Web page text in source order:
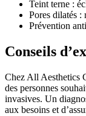
Teint terne :
Pores dilatés :
Prévention
Conseils
Chez All Aesthetics
des personnes
invasives. Un
aux besoins et